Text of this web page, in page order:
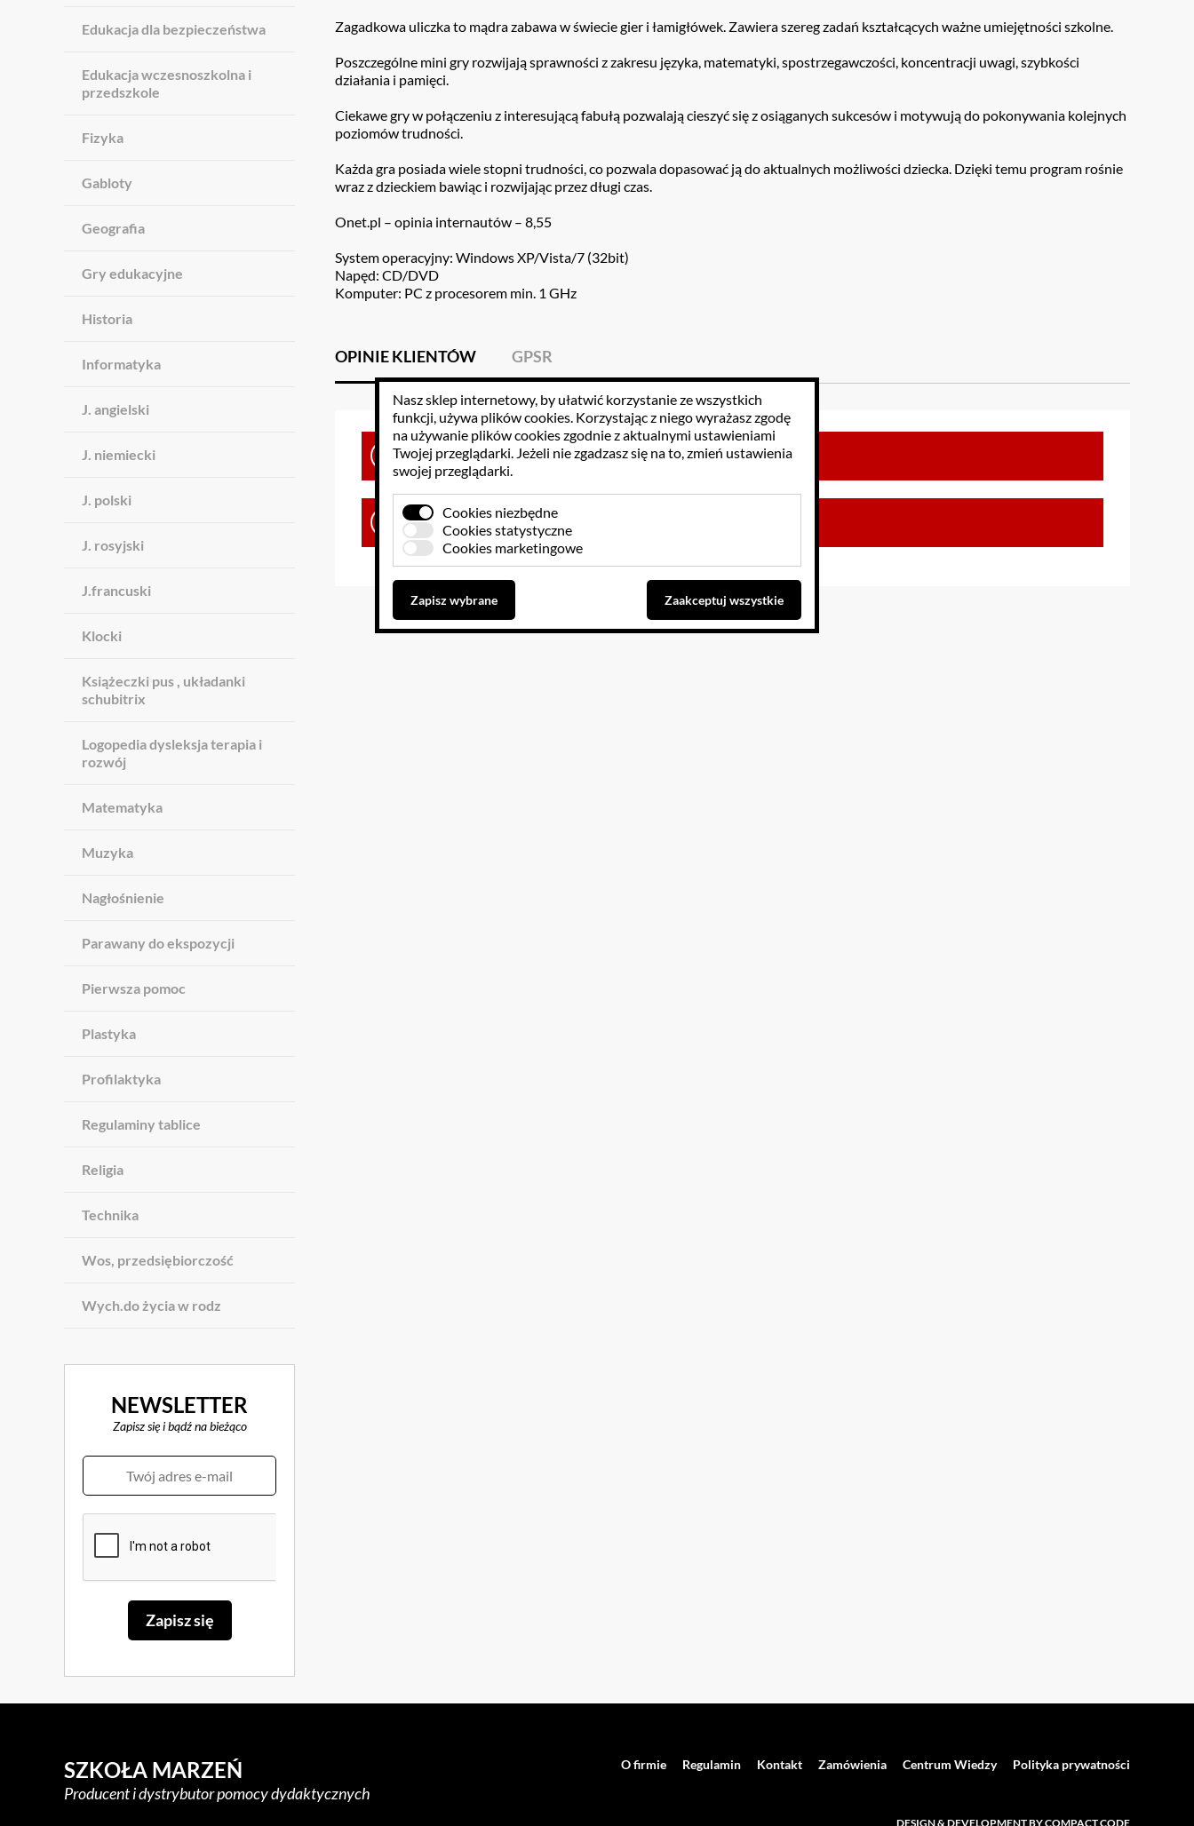
Edukacja dla bezpieczeństwa
Edukacja wczesnoszkolna i
przedszkole
Fizyka
Gabloty
Geografia
Gry edukacyjne
Historia
Informatyka
J. angielski
J. niemiecki
J. polski
J. rosyjski
J.francuski
Klocki
Książeczki pus , układanki
schubitrix
Logopedia dysleksja terapia i
rozwój
Matematyka
Muzyka
Nagłośnienie
Parawany do ekspozycji
Pierwsza pomoc
Plastyka
Profilaktyka
Regulaminy tablice
Religia
Technika
Wos, przedsiębiorczość
Wych.do życia w rodz
NEWSLETTER
Zapisz się i bądź na bieżąco
Zagadkowa uliczka to mądra zabawa w świecie gier i łamigłówek. Zawiera szereg zadań kształcących ważne umiejętności szkolne.
Poszczególne mini gry rozwijają sprawności z zakresu języka, matematyki, spostrzegawczości, koncentracji uwagi, szybkości
działania i pamięci.
Ciekawe gry w połączeniu z interesującą fabułą pozwalają cieszyć się z osiąganych sukcesów i motywują do pokonywania kolejnych
poziomów trudności.
Każda gra posiada wiele stopni trudności, co pozwala dopasować ją do aktualnych możliwości dziecka. Dzięki temu program rośnie
wraz z dzieckiem bawiąc i rozwijając przez długi czas.
Onet.pl – opinia internautów – 8,55
System operacyjny: Windows XP/Vista/7 (32bit)
Napęd: CD/DVD
Komputer: PC z procesorem min. 1 GHz
OPINIE KLIENTÓW GPSR
Brak opinii dla towaru
Zaloguj się, aby dodać opinię
SZKOŁA MARZEŃ
Producent i dystrybutor pomocy dydaktycznych
O firmie Regulamin Kontakt Zamówienia Centrum Wiedzy Polityka prywatności
DESIGN & DEVELOPMENT BY COMPACT CODE
Nasz sklep internetowy, by ułatwić korzystanie ze wszystkich
funkcji, używa plików cookies. Korzystając z niego wyrażasz zgodę
na używanie plików cookies zgodnie z aktualnymi ustawieniami
Twojej przeglądarki. Jeżeli nie zgadzasz się na to, zmień ustawienia
swojej przeglądarki.
Cookies niezbędne
Cookies statystyczne
Cookies marketingowe
Zapisz wybrane Zaakceptuj wszystkie